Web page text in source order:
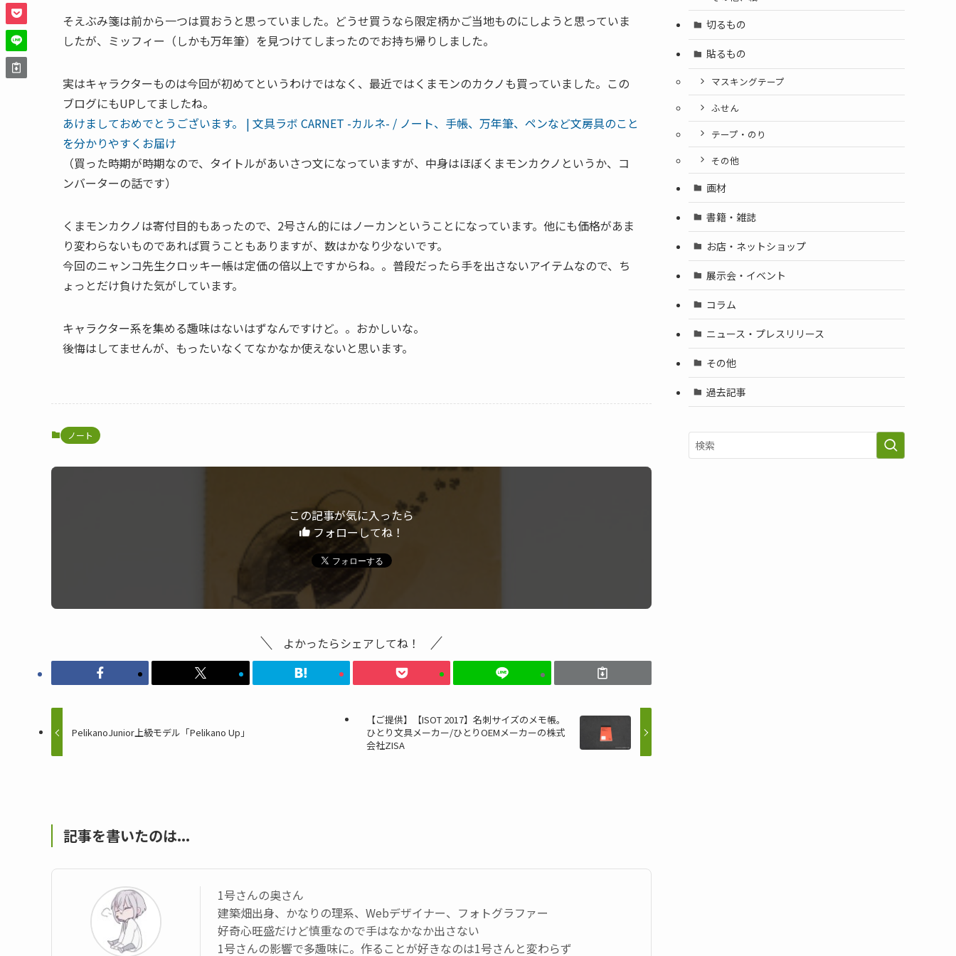
そえぶみ箋は前から一つは買おうと思っていました。どうせ買うなら限定柄かご当地ものにしようと思っていま
したが、ミッフィー（しかも万年筆）を見つけてしまったのでお持ち帰りしました。
実はキャラクターものは今回が初めてというわけではなく、最近ではくまモンのカクノも買っていました。この
ブログにもUPしてましたね。
あけましておめでとうございます。 | 文具ラボ CARNET -カルネ- / ノート、手帳、万年筆、ペンなど文房具のこと
を分かりやすくお届け
（買った時期が時期なので、タイトルがあいさつ文になっていますが、中身はほぼくまモンカクノというか、コ
ンバーターの話です）
くまモンカクノは寄付目的もあったので、2号さん的にはノーカンということになっています。他にも価格があま
り変わらないものであれば買うこともありますが、数はかなり少ないです。
今回のニャンコ先生クロッキー帳は定価の倍以上ですからね。。普段だったら手を出さないアイテムなので、ち
ょっとだけ負けた気がしています。
キャラクター系を集める趣味はないはずなんですけど。。おかしいな。
後悔はしてませんが、もったいなくてなかなか使えないと思います。
ノート
この記事が気に入ったら
フォローしてね！
よかったらシェアしてね！
PelikanoJunior上級モデル「Pelikano Up」
【ご提供】【ISOT 2017】名刺サイズのメモ帳。
ひとり文具メーカー/ひとりOEMメーカーの株式
会社ZISA
記事を書いたのは...
1号さんの奥さん
建築畑出身、かなりの理系、Webデザイナー、フォトグラファー
好奇心旺盛だけど慎重なので手はなかなか出さない
1号さんの影響で多趣味に。作ることが好きなのは1号さんと変わらず
切るもの
貼るもの
マスキングテープ
ふせん
テープ・のり
その他
画材
書籍・雑誌
お店・ネットショップ
展示会・イベント
コラム
ニュース・プレスリリース
その他
過去記事